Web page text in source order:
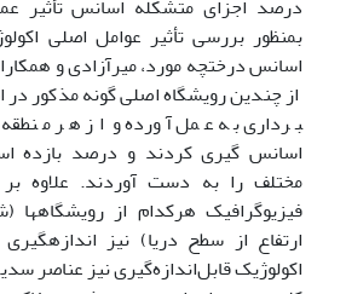
‌بمنظور بررسی تأثیر عوامل اصلی
از چندین رویشگاه اصلی گونه مذکور در
اسانس گیری کردند و درصد بازده
مختلف را به دست آوردند. علاوه
فیزیوگرافیک هرکدام از
ارتفاع از سطح دریا) نیز
اکولوژیک قابل‌اندازه‌گیری نیز عناصر